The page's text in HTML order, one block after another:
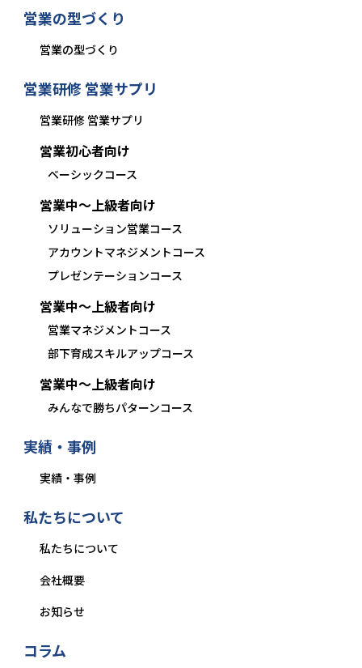
営業の型づくり
営業の型づくり
営業研修 営業サプリ
営業研修 営業サプリ
営業初心者向け
ベーシックコース
営業中〜上級者向け
ソリューション営業コース
アカウントマネジメントコース
プレゼンテーションコース
営業中〜上級者向け
営業マネジメントコース
部下育成スキルアップコース
営業中〜上級者向け
みんなで勝ちパターンコース
実績・事例
実績・事例
私たちについて
私たちについて
会社概要
お知らせ
コラム